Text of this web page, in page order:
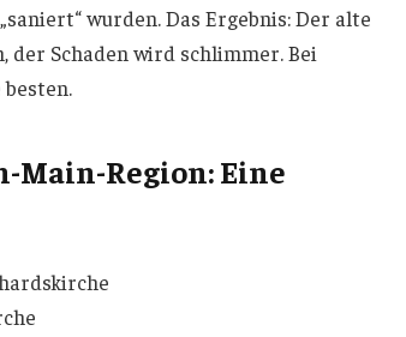
wurden. Das Ergebnis: Der alte
Schaden wird schlimmer. Bei
Main-Region: Eine